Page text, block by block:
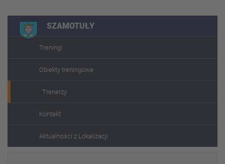
SZAMOTUŁY
Treningi
Obiekty treningowe
Trenerzy
Kontakt
Aktualności z Lokalizacji